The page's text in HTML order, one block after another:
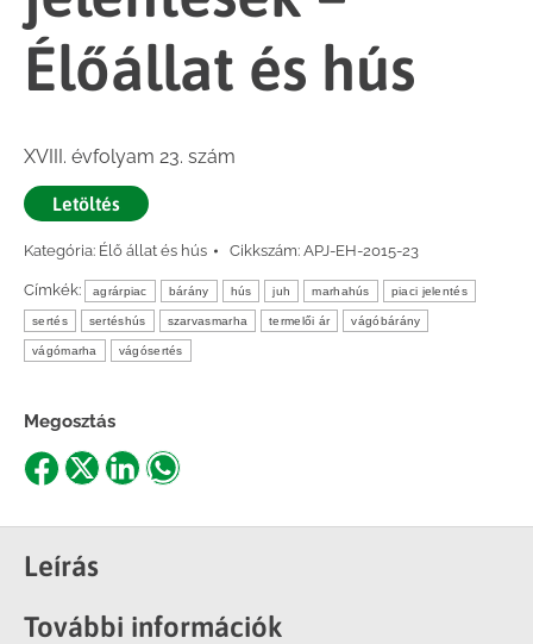
Élőállat és hús
XVIII. évfolyam 23. szám
Letöltés
Kategória: Élő állat és hús Cikkszám: APJ-EH-2015-23
Címkék: agrárpiac bárány hús juh marhahús piaci jelentés
sertés sertéshús szarvasmarha termelői ár vágóbárány
vágómarha vágósertés
Megosztás
Share
Facebook
Share
X
ShareShare
Leírás
További információk